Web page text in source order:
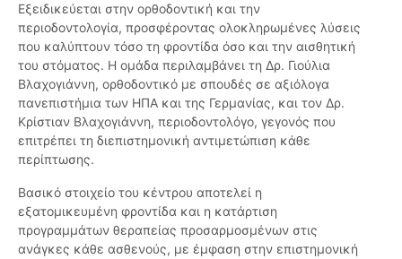
Εξειδικεύεται στην ορθοδοντική και την
περιοδοντολογία, προσφέροντας ολοκληρωμένες λύσεις
που καλύπτουν τόσο τη φροντίδα όσο και την αισθητική
του στόματος. Η ομάδα περιλαμβάνει τη Δρ. Γιούλια
Βλαχογιάννη, ορθοδοντικό με σπουδές σε αξιόλογα
πανεπιστήμια των ΗΠΑ και της Γερμανίας, και τον Δρ.
Κρίστιαν Βλαχογιάννη, περιοδοντολόγο, γεγονός που
επιτρέπει τη διεπιστημονική αντιμετώπιση κάθε
περίπτωσης.
Βασικό στοιχείο του κέντρου αποτελεί η
εξατομικευμένη φροντίδα και η κατάρτιση
προγραμμάτων θεραπείας προσαρμοσμένων στις
ανάγκες κάθε ασθενούς, με έμφαση στην επιστημονική